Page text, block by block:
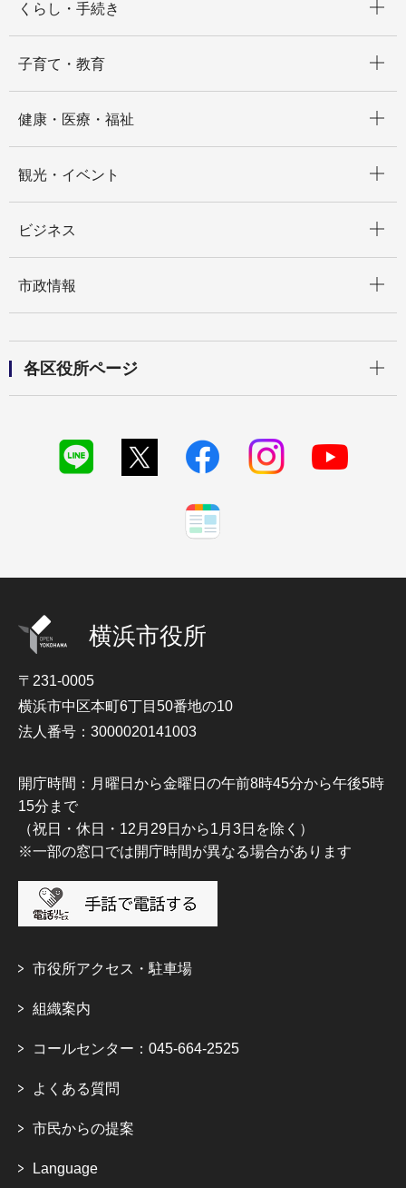
くらし・手続き
子育て・教育
健康・医療・福祉
観光・イベント
ビジネス
市政情報
各区役所ページ
横浜市役所
〒231-0005
横浜市中区本町6丁目50番地の10
法人番号：3000020141003
開庁時間：月曜日から金曜日の午前8時45分から午後5時
15分まで
（祝日・休日・12月29日から1月3日を除く）
※一部の窓口では開庁時間が異なる場合があります
市役所アクセス・駐車場
組織案内
コールセンター：045-664-2525
よくある質問
市民からの提案
Language